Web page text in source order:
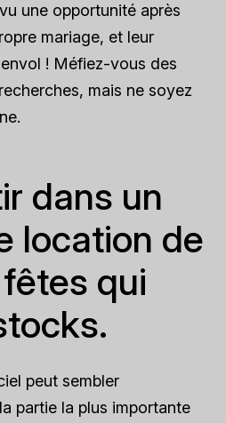
une opportunité après
mariage, et leur
! Méfiez-vous des
mais ne soyez
dans un
location de
qui
peut sembler
partie la plus importante